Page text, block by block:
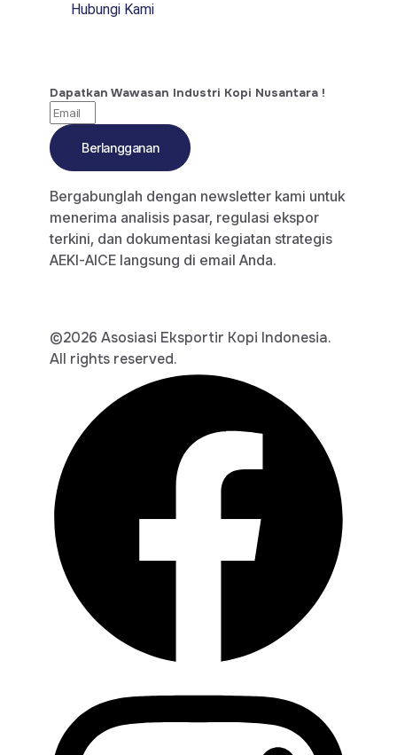
Hubungi Kami
Dapatkan Wawasan Industri Kopi Nusantara !
Berlangganan
Bergabunglah dengan newsletter kami untuk
menerima analisis pasar, regulasi ekspor
terkini, dan dokumentasi kegiatan strategis
AEKI-AICE langsung di email Anda.
©2026 Asosiasi Eksportir Kopi Indonesia.
All rights reserved.